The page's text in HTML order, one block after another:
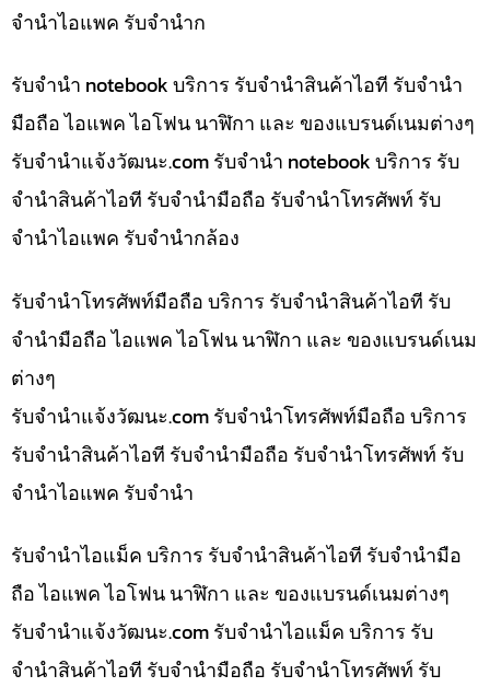
จำนำไอแพค รับจำนำก
รับจำนำ notebook บริการ รับจำนำสินค้าไอที รับจำนำ
มือถือ ไอแพค ไอโฟน นาฬิกา และ ของแบรนด์เนมต่างๆ
รับจํานําแจ้งวัฒนะ.com รับจำนำ notebook บริการ รับ
จำนำสินค้าไอที รับจำนำมือถือ รับจำนำโทรศัพท์ รับ
จำนำไอแพค รับจำนำกล้อง
รับจำนำโทรศัพท์มือถือ บริการ รับจำนำสินค้าไอที รับ
จำนำมือถือ ไอแพค ไอโฟน นาฬิกา และ ของแบรนด์เนม
ต่างๆ
รับจํานําแจ้งวัฒนะ.com รับจำนำโทรศัพท์มือถือ บริการ
รับจำนำสินค้าไอที รับจำนำมือถือ รับจำนำโทรศัพท์ รับ
จำนำไอแพค รับจำนำ
รับจำนำไอแม็ค บริการ รับจำนำสินค้าไอที รับจำนำมือ
ถือ ไอแพค ไอโฟน นาฬิกา และ ของแบรนด์เนมต่างๆ
รับจํานําแจ้งวัฒนะ.com รับจำนำไอแม็ค บริการ รับ
จำนำสินค้าไอที รับจำนำมือถือ รับจำนำโทรศัพท์ รับ